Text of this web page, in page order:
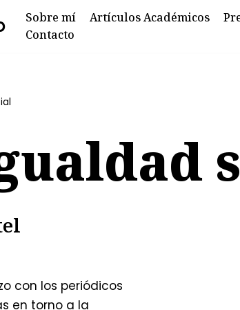
Sobre mí Artículos Académicos
Contacto
con los periódicos
en torno a la